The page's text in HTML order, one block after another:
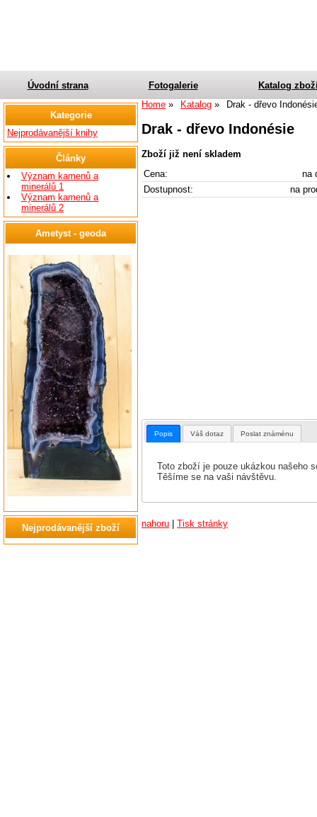
Úvodní strana Fotogalerie
Katalog
Home
Katalog Drak - dřevo
Drak - dřevo Indonésie
Zboží již není skladem
Cena:
na
Dostupnost:
na
Popis Váš dotaz Poslat známénu
Toto zboží je pouze ukázkou našeho
Těšíme se na vaši návštěvu.
nahoru Tisk stránky
Kategorie
Nejprodávanější knihy
Články
Význam kamenů a
minerálů 1
Význam kamenů a
minerálů 2
Ametyst - geoda
Nejprodávanější zboží